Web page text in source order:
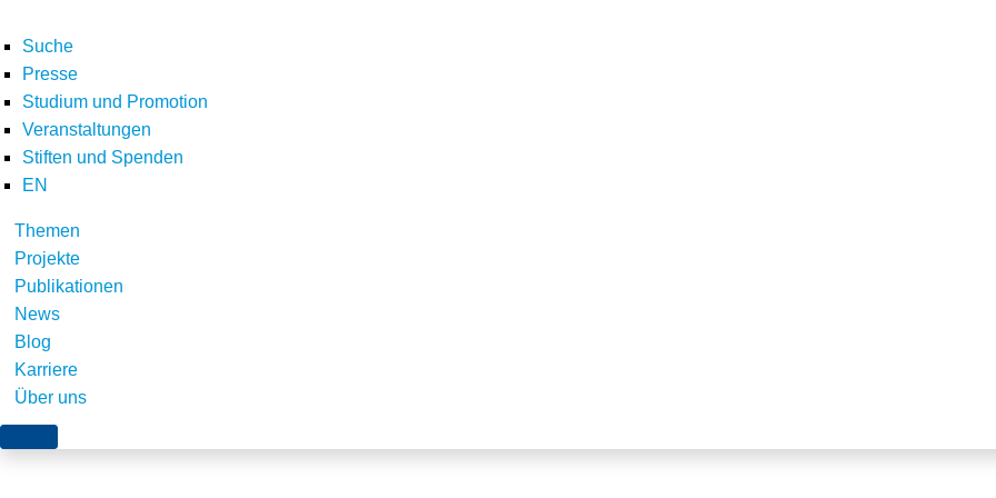
Suche
Presse
Studium und Promotion
Veranstaltungen
Stiften und Spenden
EN
Themen
Projekte
Publikationen
News
Blog
Karriere
Über uns
02-06